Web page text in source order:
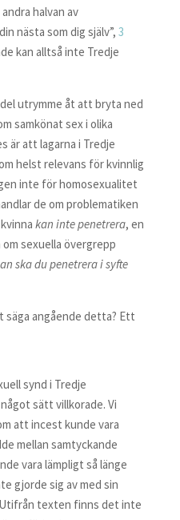
halvan av
nästa som dig själv”, 3
kan alltså inte Tredje
utrymme åt att bryta ned
samkönat sex i olika
är att lagarna i Tredje
helst relevans för kvinnlig
inte för homosexualitet
de om problematiken
kan inte penetrera, en
om sexuella övergrepp
ska du penetrera i syfte
säga angående detta? Ett
synd i Tredje
sätt villkorade. Vi
att incest kunde vara
mellan samtyckande
vara lämpligt så länge
gjorde sig av med sin
texten finns det inte